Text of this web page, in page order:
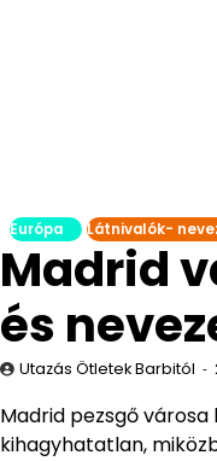
Európa Látnivalók-
Madrid
és
Utazás Ötletek Barbitól
Madrid pezsgő
kihagyhatatlan,